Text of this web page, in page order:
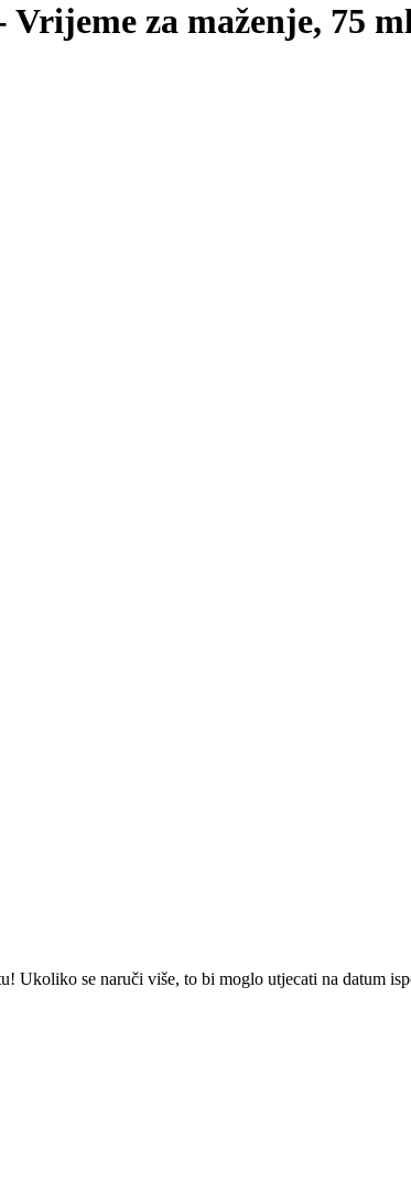
za maženje, 75
Ukoliko se naruči više, to bi moglo utjecati na datum